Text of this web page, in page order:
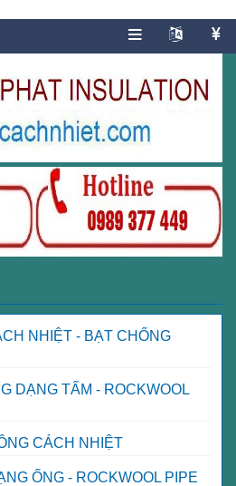
NHIỆT - BẠT CHỐNG
DẠNG TẤM - ROCKWOOL
CÁCH NHIỆT
ỐNG - ROCKWOOL PIPE